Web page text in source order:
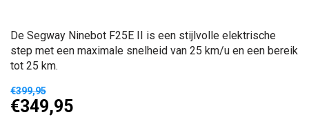
De Segway Ninebot F25E II is een stijlvolle elektrische
step met een maximale snelheid van 25 km/u en een bereik
tot 25 km.
€399,95
€349,95